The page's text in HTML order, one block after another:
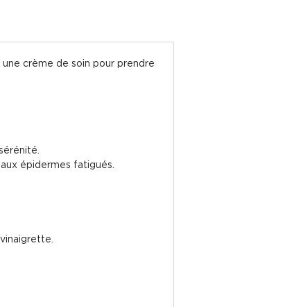
crème de soin pour prendre
épidermes fatigués.